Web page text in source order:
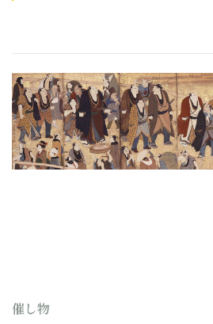
催し物